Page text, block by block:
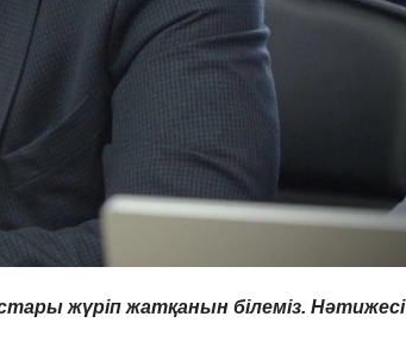
жүріп жатқанын білеміз. Нәтижесі